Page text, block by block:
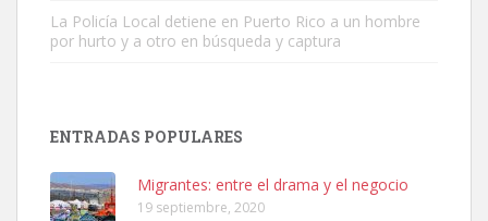
SHIBA PERDIDO AVDA JOSE MESA Y LOPEZ
06/07/2025 ZONA MESA Y LOPEZ. ES MUY ASUSTADIZO
Leales.org » Gran Canaria | 6.7.2025
La Policía Local detiene en Puerto Rico a un hombre
por hurto y a otro en búsqueda y captura
ENTRADAS POPULARES
Migrantes: entre el drama y el negocio
19 septiembre, 2020